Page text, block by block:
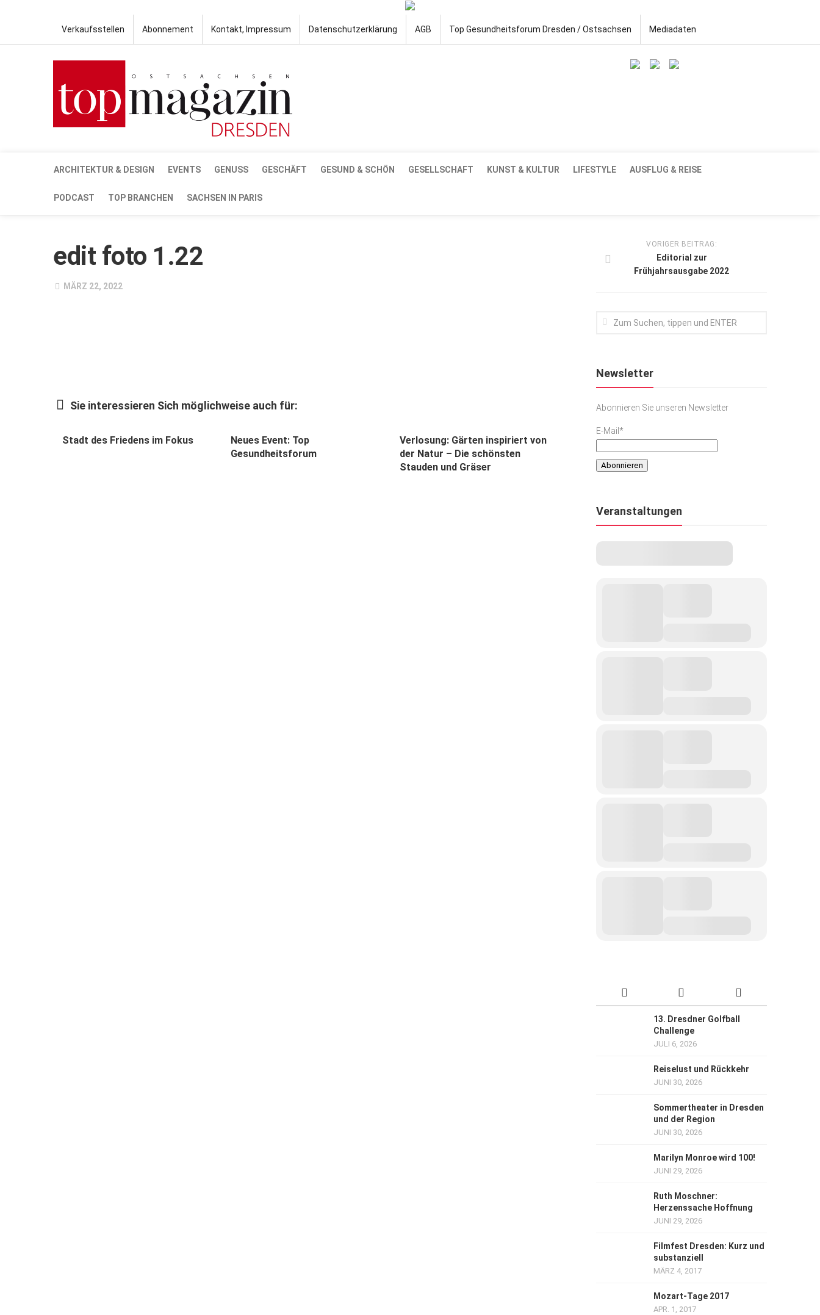
Verkaufsstellen Abonnement Kontakt, Impressum Datenschutzerklärung AGB Top Gesundheitsforum Dresden / Ostsachsen Mediadaten
ARCHITEKTUR & DESIGN EVENTS GENUSS GESCHÄFT GESUND & SCHÖN GESELLSCHAFT KUNST & KULTUR LIFESTYLE AUSFLUG & REISE
PODCAST TOP BRANCHEN SACHSEN IN PARIS
edit foto 1.22
MÄRZ 22, 2022
Sie interessieren Sich möglichweise auch für:
Stadt des Friedens im Fokus
Neues Event: Top
Gesundheitsforum
Verlosung: Gärten inspiriert von
der Natur – Die schönsten
Stauden und Gräser
VORIGER BEITRAG:
Editorial zur
Frühjahrsausgabe 2022
Newsletter
Abonnieren Sie unseren Newsletter
E-Mail*
Veranstaltungen
13. Dresdner Golfball
Challenge
JULI 6, 2026
Reiselust und Rückkehr
JUNI 30, 2026
Sommertheater in Dresden
und der Region
JUNI 30, 2026
Marilyn Monroe wird 100!
JUNI 29, 2026
Ruth Moschner:
Herzenssache Hoffnung
JUNI 29, 2026
Filmfest Dresden: Kurz und
substanziell
MÄRZ 4, 2017
Mozart-Tage 2017
APR. 1, 2017